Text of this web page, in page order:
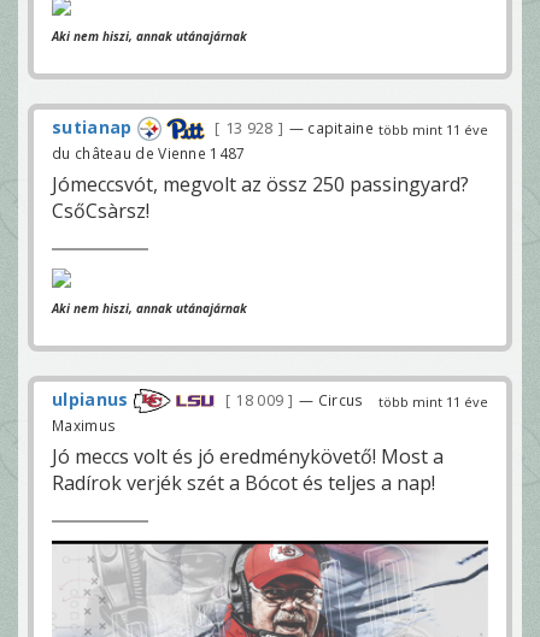
Aki nem hiszi, annak utánajárnak
több mint 11 éve
sutianap 13 928
— capitaine
du château de Vienne 1487
Jómeccsvót, megvolt az össz 250 passingyard?
CsőCsàrsz!
Aki nem hiszi, annak utánajárnak
több mint 11 éve
ulpianus 18 009
— Circus
Maximus
Jó meccs volt és jó eredménykövető! Most a
Radírok verjék szét a Bócot és teljes a nap!